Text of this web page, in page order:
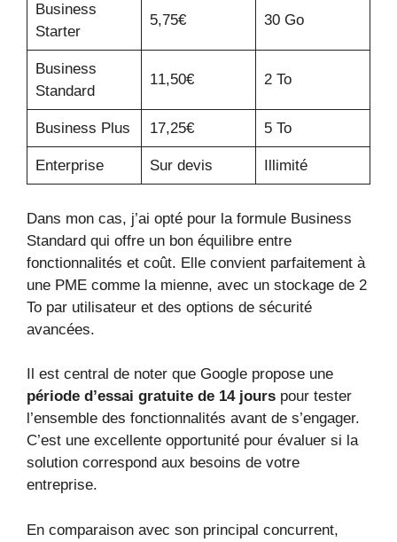
Business
Starter
5,75€ 30 Go
Business
Standard
11,50€ 2 To
Business Plus 17,25€ 5 To
Enterprise Sur devis Illimité
Dans mon cas, j’ai opté pour la formule Business
Standard qui offre un bon équilibre entre
fonctionnalités et coût. Elle convient parfaitement à
une PME comme la mienne, avec un stockage de 2
To par utilisateur et des options de sécurité
avancées.
Il est central de noter que Google propose une
période d’essai gratuite de 14 jours pour tester
l’ensemble des fonctionnalités avant de s’engager.
C’est une excellente opportunité pour évaluer si la
solution correspond aux besoins de votre
entreprise.
En comparaison avec son principal concurrent,